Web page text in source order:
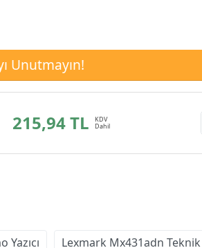
Unutmayın!
215,94 TL
Lexmark Mx431adn